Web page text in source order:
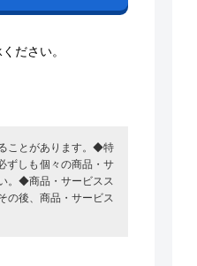
ださい。
ことがあります。◆特
ずしも個々の商品・サ
。◆商品・サービスス
の後、商品・サービス